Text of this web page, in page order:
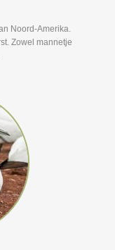
Noord-Amerika.
Zowel mannetje